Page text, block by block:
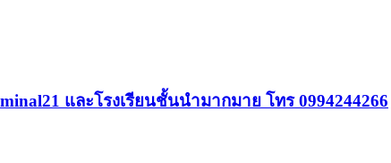
และโรงเรียนชั้นนำมากมาย โทร 0994244266